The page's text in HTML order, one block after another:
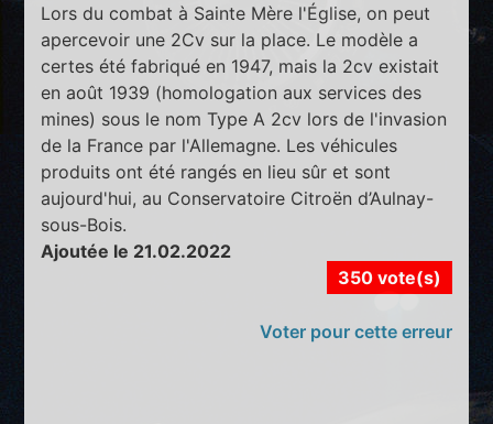
Lors du combat à Sainte Mère l'Église, on peut
apercevoir une 2Cv sur la place. Le modèle a
certes été fabriqué en 1947, mais la 2cv existait
en août 1939 (homologation aux services des
mines) sous le nom Type A 2cv lors de l'invasion
de la France par l'Allemagne. Les véhicules
produits ont été rangés en lieu sûr et sont
aujourd'hui, au Conservatoire Citroën d’Aulnay-
sous-Bois.
Ajoutée le 21.02.2022
350 vote(s)
Voter pour cette erreur